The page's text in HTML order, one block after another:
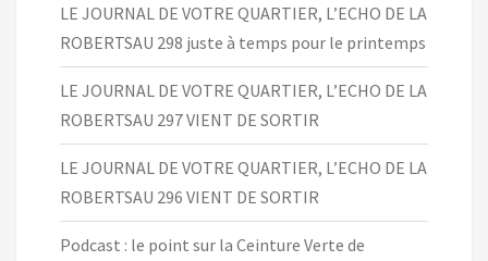
LE JOURNAL DE VOTRE QUARTIER, L’ECHO DE LA
ROBERTSAU 298 juste à temps pour le printemps
LE JOURNAL DE VOTRE QUARTIER, L’ECHO DE LA
ROBERTSAU 297 VIENT DE SORTIR
LE JOURNAL DE VOTRE QUARTIER, L’ECHO DE LA
ROBERTSAU 296 VIENT DE SORTIR
Podcast : le point sur la Ceinture Verte de